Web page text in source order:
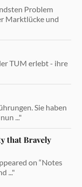
Problem
Marktlücke und
TUM erlebt - ihre
Sie haben
..."
that Bravely
on “Notes
..."